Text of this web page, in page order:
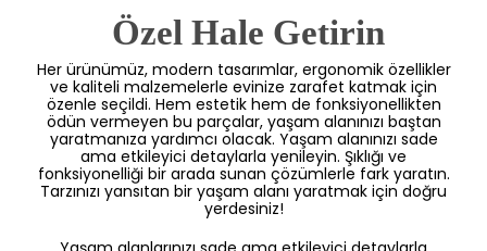
Özel Hale Getirin
Her ürünümüz, modern tasarımlar, ergonomik özellikler
ve kaliteli malzemelerle evinize zarafet katmak için
özenle seçildi. Hem estetik hem de fonksiyonellikten
ödün vermeyen bu parçalar, yaşam alanınızı baştan
yaratmanıza yardımcı olacak. Yaşam alanınızı sade
ama etkileyici detaylarla yenileyin. Şıklığı ve
fonksiyonelliği bir arada sunan çözümlerle fark yaratın.
Tarzınızı yansıtan bir yaşam alanı yaratmak için doğru
yerdesiniz!